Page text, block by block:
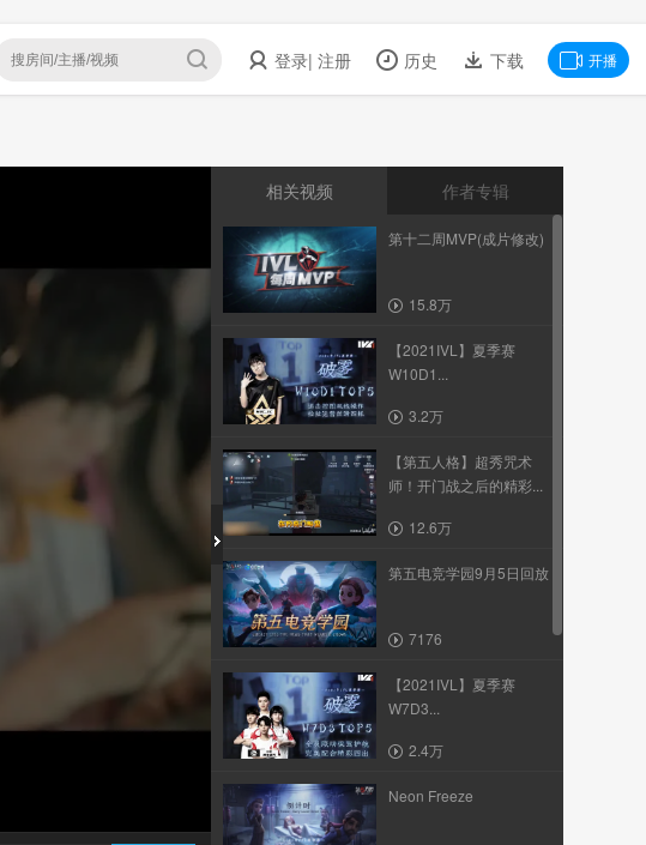
登录| 注册 历史 下载 开播
相关视频 作者专辑
第十二周MVP(成片修改)
15.8万
【2021IVL】夏季赛
W10D1...
3.2万
【第五人格】超秀咒术
师！开门战之后的精彩...
12.6万
第五电竞学园9月5日回放
7176
【2021IVL】夏季赛
W7D3...
2.4万
Neon Freeze